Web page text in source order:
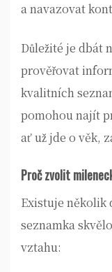
a navazovat
Důležité je dbát
prověřovat
kvalitních
pomohou najít
ať už jde o věk,
Proč zvolit
Existuje několik
seznamka
vztahu: